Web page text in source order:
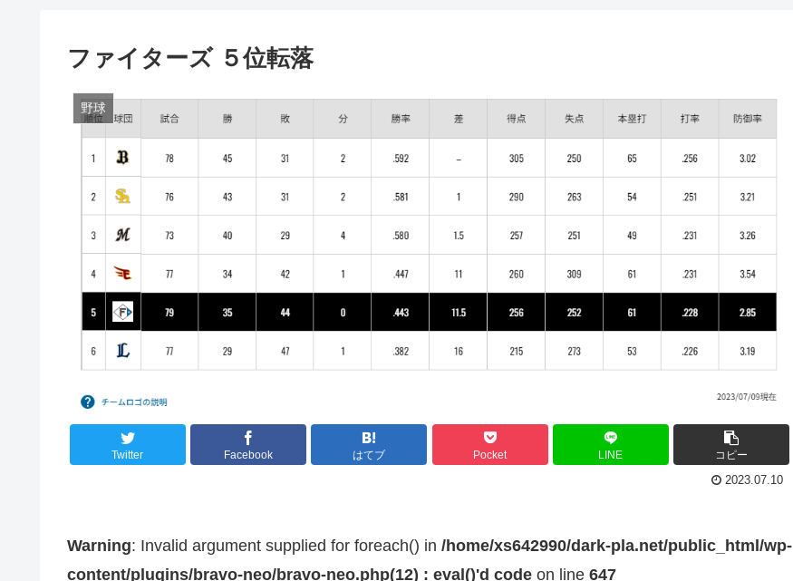
ファイターズ ５位転落
野球
Twitter Facebook はてブ Pocket LINE コピー
2023.07.10
Warning: Invalid argument supplied for foreach() in /home/xs642990/dark-pla.net/public_html/wp-
content/plugins/bravo-neo/bravo-neo.php(12) : eval()'d code on line 647